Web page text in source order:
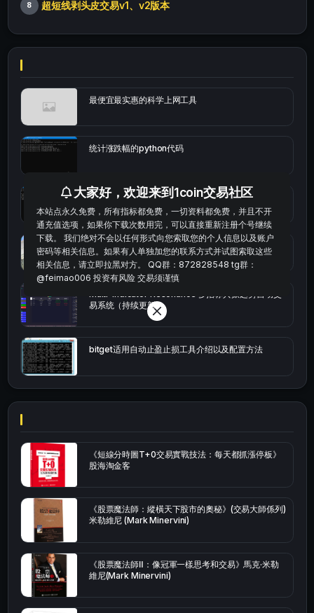
8 超短线剥头皮交易v1、v2版本
最便宜最实惠的科学上网工具
统计涨跌幅的python代码
okx的短线量化的免费版本
bybit安卓端
易系统（持续更新）
bitget适用自动止盈止损工具介绍以及配置方法
《短線分時圖T+0交易實戰技法：每天都抓漲停板》
股海淘金客
《股票魔法師：縱橫天下股市的奧秘》(交易大師係列)
米勒維尼 (Mark Minervini)
《股票魔法師Ⅱ：像冠軍一樣思考和交易》馬克·米勒
維尼(Mark Minervini)
大家好，欢迎来到1coin交易社区
本站点永久免费，所有指标都免费，一切资料都免费，并且不开
通充值选项，如果你下载次数用完，可以直接重新注册个号继续
下载。 我们绝对不会以任何形式向您索取您的个人信息以及账户
密码等相关信息。如果有人单独加您的联系方式并试图索取这些
相关信息，请立即拉黑对方。 QQ群：872828548 tg群：
@feimao006 投资有风险 交易须谨慎